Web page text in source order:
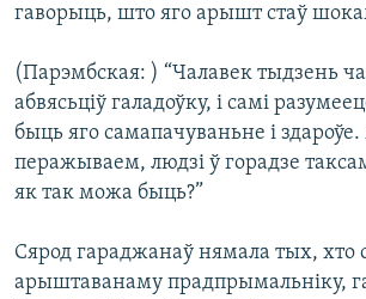
гаворыць, што яго арышт стаў
(Парэмбская: ) “Чалавек тыдзень
абвясьціў галадоўку, і самі
быць яго самапачуваньне і
перажываем, людзі ў горадзе
як так можа быць?”
Сярод гараджанаў нямала тых, хто
арыштаванаму прадпрымальніку,